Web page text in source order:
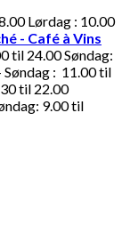
Lørdag : 10.00
- Café à Vins
til 24.00 Søndag:
Søndag : 11.00 til
til 22.00
9.00 til